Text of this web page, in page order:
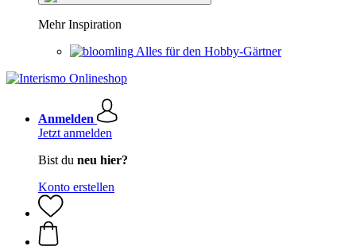
Mehr Inspiration
Alles für den Hobby-Gärtner
Anmelden
Jetzt anmelden
Bist du neu hier?
Konto erstellen